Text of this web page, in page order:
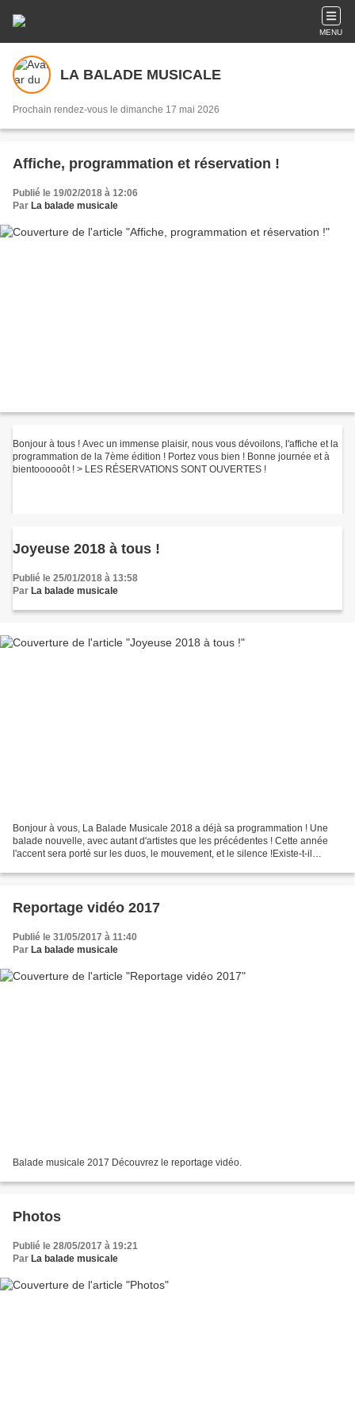
MENU
LA BALADE MUSICALE
Prochain rendez-vous le dimanche 17 mai 2026
Affiche, programmation et réservation !
Publié le 19/02/2018 à 12:06
Par La balade musicale
Bonjour à tous ! Avec un immense plaisir, nous vous dévoilons, l'affiche et la
programmation de la 7ème édition ! Portez vous bien ! Bonne journée et à
bientoooooôt ! > LES RÉSERVATIONS SONT OUVERTES !
Joyeuse 2018 à tous !
Publié le 25/01/2018 à 13:58
Par La balade musicale
Bonjour à vous, La Balade Musicale 2018 a déjà sa programmation ! Une
balade nouvelle, avec autant d'artistes que les précédentes ! Cette année
l'accent sera porté sur les duos, le mouvement, et le silence !Existe-t-il
Reportage vidéo 2017
Publié le 31/05/2017 à 11:40
Par La balade musicale
Balade musicale 2017 Découvrez le reportage vidéo.
Photos
Publié le 28/05/2017 à 19:21
Par La balade musicale